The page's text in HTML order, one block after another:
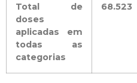
Total de
doses
aplicadas em
todas as
categorias
68.523